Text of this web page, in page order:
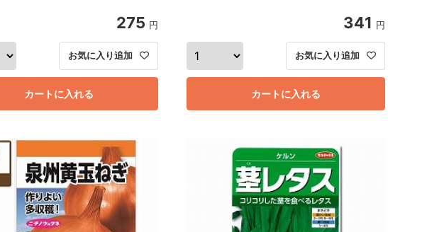
275 円
カートに入れる
お気に入り追加
341 円
カートに入れる
お気に入り追加